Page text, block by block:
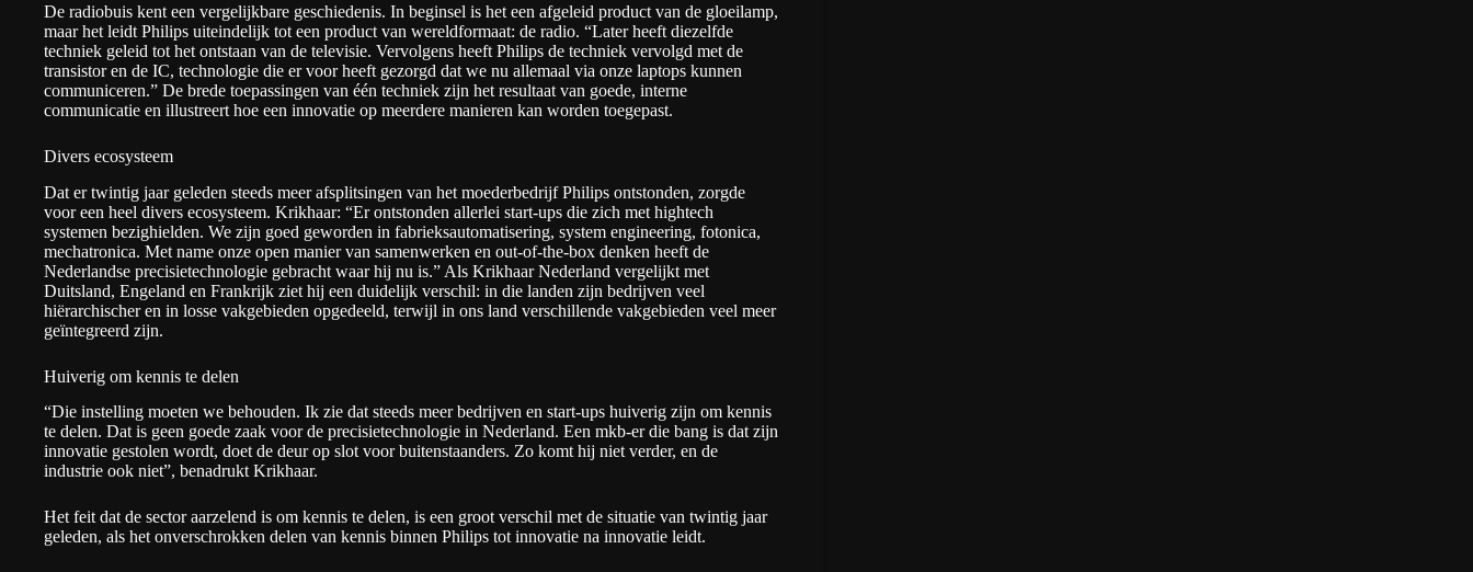
De radiobuis kent een vergelijkbare geschiedenis. In beginsel is het een afgeleid product van de gloeilamp,
maar het leidt Philips uiteindelijk tot een product van wereldformaat: de radio. “Later heeft diezelfde
techniek geleid tot het ontstaan van de televisie. Vervolgens heeft Philips de techniek vervolgd met de
transistor en de IC, technologie die er voor heeft gezorgd dat we nu allemaal via onze laptops kunnen
communiceren.” De brede toepassingen van één techniek zijn het resultaat van goede, interne
communicatie en illustreert hoe een innovatie op meerdere manieren kan worden toegepast.
Divers ecosysteem
Dat er twintig jaar geleden steeds meer afsplitsingen van het moederbedrijf Philips ontstonden, zorgde
voor een heel divers ecosysteem. Krikhaar: “Er ontstonden allerlei start-ups die zich met hightech
systemen bezighielden. We zijn goed geworden in fabrieksautomatisering, system engineering, fotonica,
mechatronica. Met name onze open manier van samenwerken en out-of-the-box denken heeft de
Nederlandse precisietechnologie gebracht waar hij nu is.” Als Krikhaar Nederland vergelijkt met
Duitsland, Engeland en Frankrijk ziet hij een duidelijk verschil: in die landen zijn bedrijven veel
hiërarchischer en in losse vakgebieden opgedeeld, terwijl in ons land verschillende vakgebieden veel meer
geïntegreerd zijn.
Huiverig om kennis te delen
“Die instelling moeten we behouden. Ik zie dat steeds meer bedrijven en start-ups huiverig zijn om kennis
te delen. Dat is geen goede zaak voor de precisietechnologie in Nederland. Een mkb-er die bang is dat zijn
innovatie gestolen wordt, doet de deur op slot voor buitenstaanders. Zo komt hij niet verder, en de
industrie ook niet”, benadrukt Krikhaar.
Het feit dat de sector aarzelend is om kennis te delen, is een groot verschil met de situatie van twintig jaar
geleden, als het onverschrokken delen van kennis binnen Philips tot innovatie na innovatie leidt.